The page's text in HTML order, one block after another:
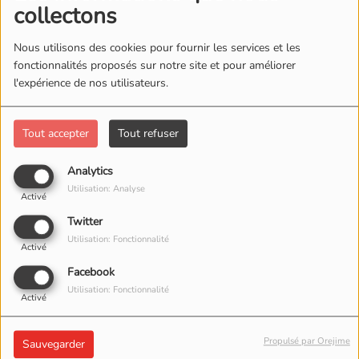
collectons
Nous utilisons des cookies pour fournir les services et les
fonctionnalités proposés sur notre site et pour améliorer
l'expérience de nos utilisateurs.
Tout accepter Tout refuser
Analytics
Activé
Utilisation: Analyse
Twitter
Activé
Utilisation: Fonctionnalité
Facebook
Activé
Utilisation: Fonctionnalité
Sauvegarder Propulsé par Orejime
04 DÉCEMBRE 2022 -